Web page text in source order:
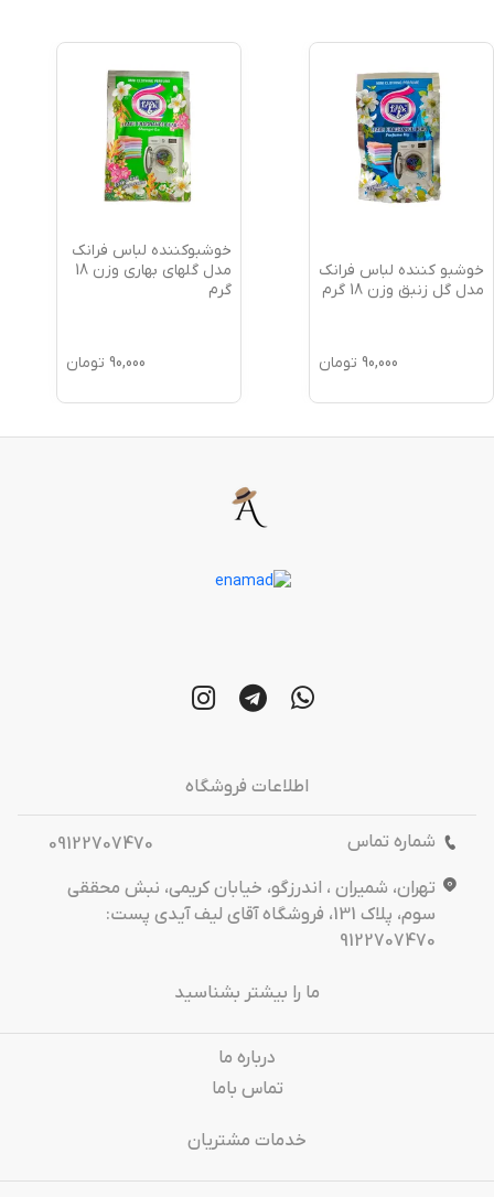
مدل گلهای بهاری وزن 18
گرم
90,000 تومان
خوشبوکننده لباس فرانک
مدل شکوفه گیلاس وزن
18 گرم
90,000 تومان
اطلاعات فروشگاه
شماره تماس
09122707470
تهران، شمیران ، اندرزگو، خیابان کریمی، نبش محققی
سوم، پلاک 131، فروشگاه آقای لیف آیدی پست:
9122707470
ما را بیشتر بشناسید
درباره‌ ما
تماس باما
خدمات مشتریان